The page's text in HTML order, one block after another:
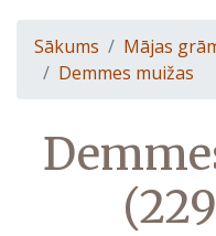
Sākums Mājas
Demmes muižas